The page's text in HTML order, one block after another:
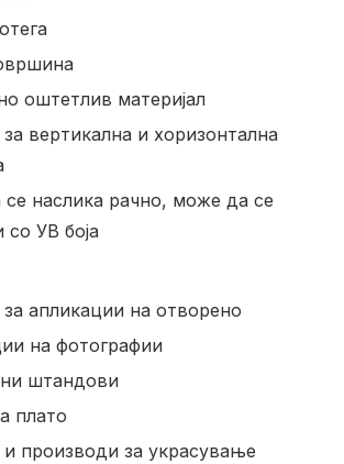
оштетлив материјал
вертикална и хоризонтална
наслика рачно, може да се
со УВ боја
апликации на отворено
на фотографии
штандови
плато
производи за украсување